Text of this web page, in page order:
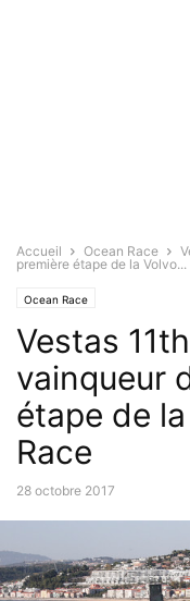
Accueil Ocean Race
première étape de la Volvo...
Ocean Race
Vestas
vainqueur
étape de
Race
28 octobre 2017